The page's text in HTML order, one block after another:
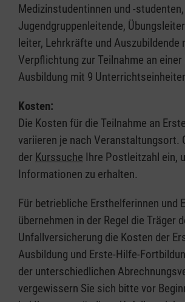
Medizinstudentinnen und -studenten,
Jugendgruppenleitende,
leiter, Lehrkräfte und Auszubildende
Verpflichtung zur Teilnahme an
Ausbildung mit 9
Kosten:
Die Kosten für die Teilnahme an
variieren je nach Veranstaltungsort.
der Kurssuche Ihre Postleitzahl ein,
Informationen zu erhalten.
Für betriebliche Ersthelferinnen und
übernehmen in der Regel die Träger
Unfallversicherung die Kosten der
Ausbildung und Erste-Hilfe-
der unterschiedlichen
vergewissern Sie sich bitte vor